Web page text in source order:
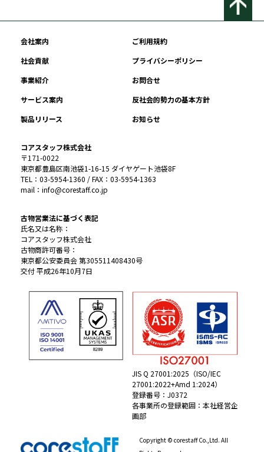
会社案内
ご利用規約
社会貢献
プライバシーポリシー
事業紹介
お問合せ
サービス案内
反社会的勢力の基本方針
製品リリース
お知らせ
コアスタッフ株式会社
〒171-0022
東京都豊島区南池袋1-16-15 ダイヤゲート池袋8F
TEL：03-5954-1360 / FAX：03-5954-1363
mail：info@corestaff.co.jp
古物営業法に基づく表記
氏名又は名称：
コアスタッフ株式会社
古物商許可番号：
東京都公安委員会 第305511408430号
交付 平成26年10月7日
JIS Q 27001:2025（ISO/IEC
27001:2022+Amd 1:2024）
登録番号：J0372
各事業所の登録範囲：本社経営企
画部
Copyright © corestaff Co.,Ltd. All